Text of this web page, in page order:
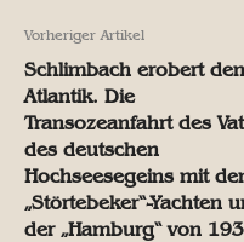
Vorheriger Artikel
Schlimbach erobert den
Atlantik. Die
Transozeanfahrt des
des deutschen
Hochseesegeins mit
„Störtebeker“-Yachten
der „Hamburg“ von